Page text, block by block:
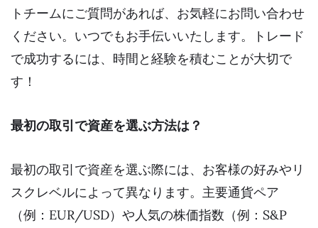
トチームにご質問があれば、お気軽にお問い合わせ
ください。いつでもお手伝いいたします。トレード
で成功するには、時間と経験を積むことが大切で
す！
最初の取引で資産を選ぶ方法は？
最初の取引で資産を選ぶ際には、お客様の好みやリ
スクレベルによって異なります。主要通貨ペア
（例：EUR/USD）や人気の株価指数（例：S&P